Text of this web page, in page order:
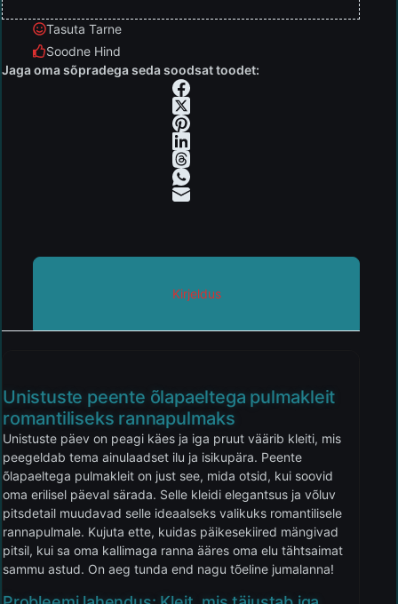
Tasuta Tarne
Soodne Hind
Jaga oma sõpradega seda soodsat toodet:
Kirjeldus
Unistuste peente õlapaeltega pulmakleit
romantiliseks rannapulmaks
Unistuste päev on peagi käes ja iga pruut väärib kleiti, mis
peegeldab tema ainulaadset ilu ja isikupära. Peente
õlapaeltega pulmakleit on just see, mida otsid, kui soovid
oma erilisel päeval särada. Selle kleidi elegantsus ja võluv
pitsdetail muudavad selle ideaalseks valikuks romantilisele
rannapulmale. Kujuta ette, kuidas päikesekiired mängivad
pitsil, kui sa oma kallimaga ranna ääres oma elu tähtsaimat
sammu astud. On aeg tunda end nagu tõeline jumalanna!